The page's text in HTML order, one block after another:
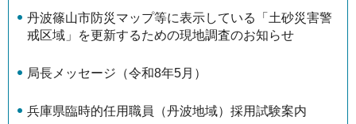
丹波篠山市防災マップ等に表示している「土砂災害警
戒区域」を更新するための現地調査のお知らせ
局長メッセージ（令和8年5月）
兵庫県臨時的任用職員（丹波地域）採用試験案内